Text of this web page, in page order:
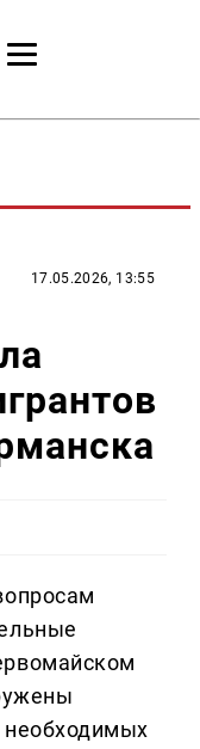
17.05.2026, 13:55
необходимых